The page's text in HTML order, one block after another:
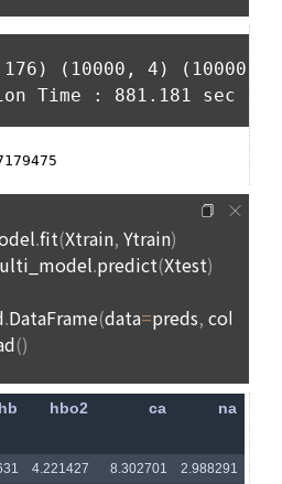
법적 책임은 유효할 수 있다.
및 정지)
호에 해당하는 사실이 발견되었을 경
을 해지하거나 또는 기간을 정하여
을 사용하여 공공질서, 사회적 통념
을 사용하여 사회적 공익을 저해할
을 이용하여 범죄적 행위에 관련된
거나 불이익을 주는 행위를 한 경우
및 이용 동의를 철회할 권리를 가집
제든지 등록되어 있는 자신 혹은 당
, 공개 및 비공개 처리, 수정, 삭제할
대리인은 개인정보 조회/수정/가입
리'를 통해 처리가 가능하며, 개인정
하시는 경우에는 본인 확인 절차를
대한 정정을 요청하신 경우에는 정
보를 제3자에게 이미 제공한 경우에